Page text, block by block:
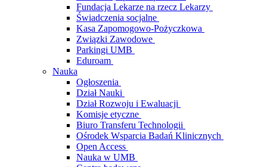
Fundacja Lekarze na rzecz Lekarzy
Świadczenia socjalne
Kasa Zapomogowo-Pożyczkowa
Związki Zawodowe
Parkingi UMB
Eduroam
Nauka
Ogłoszenia
Dział Nauki
Dział Rozwoju i Ewaluacji
Komisje etyczne
Biuro Transferu Technologii
Ośrodek Wsparcia Badań Klinicznych
Open Access
Nauka w UMB